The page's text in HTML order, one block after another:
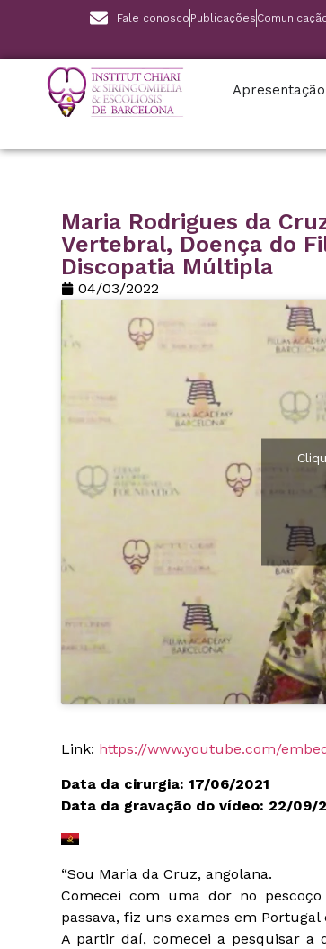
Fale conosco Publicações
Apresentação
Maria Rodrigues da
Vertebral, Doença do
Discopatia Múltipla
04/03/2022
Link: https://www.youtube.com/
Data da cirurgia: 17/06/2021
Data da gravação do vídeo: 22/09/
“Sou Maria da Cruz, angolana.
Comecei com uma dor no
passava, fiz uns exames em
A partir daí, comecei a pesquisar a